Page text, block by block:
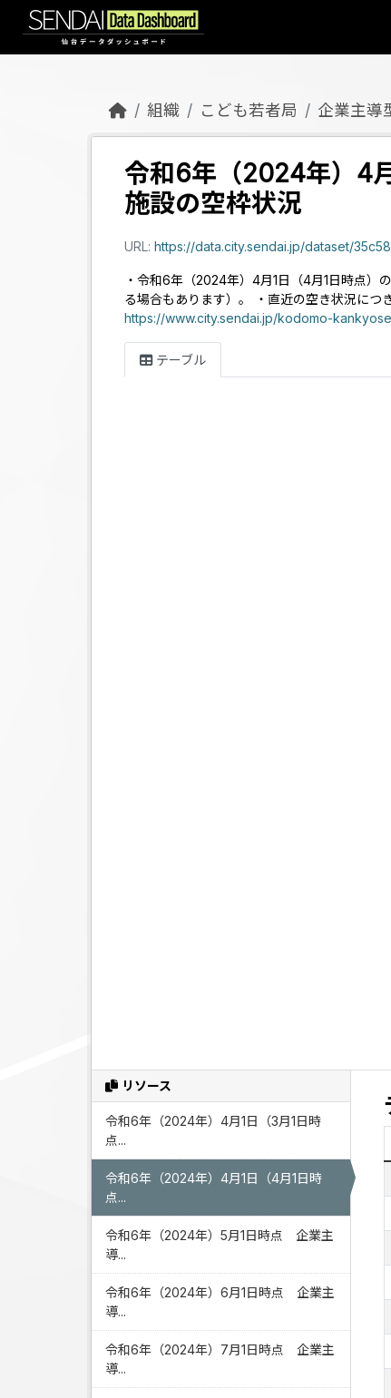
Skip to main content
組織 こども若者局 企業主導
令和6年（2024年）4
施設の空枠状況
URL: https://data.city.sendai.jp/dataset/
・令和6年（2024年）4月1日（4月1日時点）
る場合もあります）。 ・直近の空き状況につ
https://www.city.sendai.jp/kodomo-
テーブル
リソース
令和6年（2024年）4月1日（3月1日時
点...
令和6年（2024年）4月1日（4月1日時
点...
令和6年（2024年）5月1日時点 企業主
導...
令和6年（2024年）6月1日時点 企業主
導...
令和6年（2024年）7月1日時点 企業主
導...